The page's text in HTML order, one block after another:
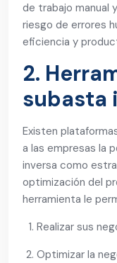
de trabajo manual
riesgo de errores
eficiencia y
2.
subasta
Existen
a las empresas la
inversa como
optimización del
herramienta le
Realizar sus
Optimizar la